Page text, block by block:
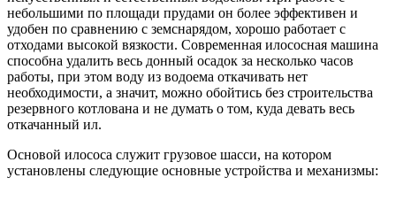
небольшими по площади прудами он более эффективен и
удобен по сравнению с земснарядом, хорошо работает с
отходами высокой вязкости. Современная илососная машина
способна удалить весь донный осадок за несколько часов
работы, при этом воду из водоема откачивать нет
необходимости, а значит, можно обойтись без строительства
резервного котлована и не думать о том, куда девать весь
откачанный ил.
Основой илососа служит грузовое шасси, на котором
установлены следующие основные устройства и механизмы: